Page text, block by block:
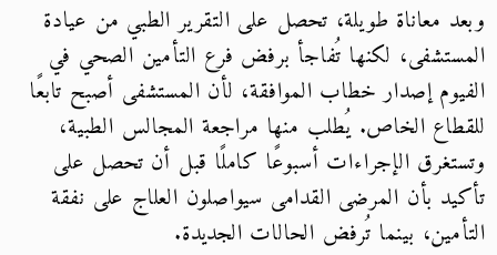
وبعد معاناة طويلة، تحصل على التقرير الطبي من عيادة
المستشفى، لكنها تُفاجأ برفض فرع التأمين الصحي في
الفيوم إصدار خطاب الموافقة، لأن المستشفى أصبح تابعًا
للقطاع الخاص. يُطلب منها مراجعة المجالس الطبية،
وتستغرق الإجراءات أسبوعًا كاملًا قبل أن تحصل على
تأكيد بأن المرضى القدامى سيواصلون العلاج على نفقة
التأمين، بينما تُرفض الحالات الجديدة.